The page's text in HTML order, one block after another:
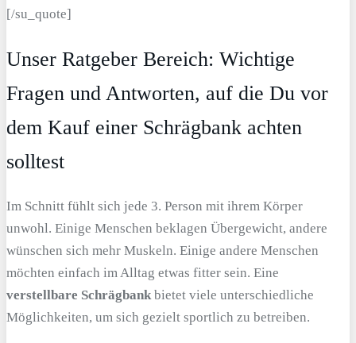
[/su_quote]
Unser Ratgeber Bereich: Wichtige
Fragen und Antworten, auf die Du vor
dem Kauf einer Schrägbank achten
solltest
Im Schnitt fühlt sich jede 3. Person mit ihrem Körper
unwohl. Einige Menschen beklagen Übergewicht, andere
wünschen sich mehr Muskeln. Einige andere Menschen
möchten einfach im Alltag etwas fitter sein. Eine
verstellbare Schrägbankbietet viele unterschiedliche
Möglichkeiten, um sich gezielt sportlich zu betreiben.